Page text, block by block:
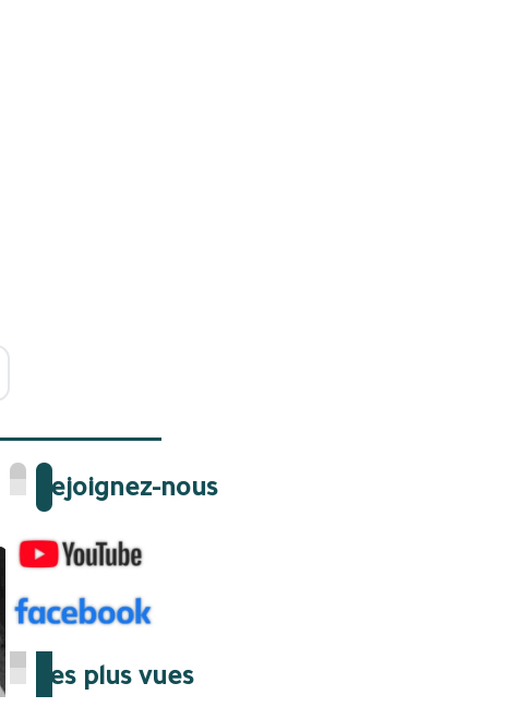
Rejoignez-nous
Les plus vues